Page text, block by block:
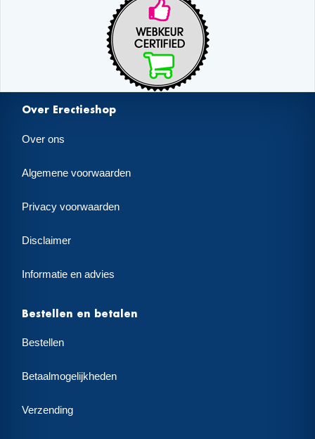
Over Erectieshop
Over ons
Algemene voorwaarden
Privacy voorwaarden
Disclaimer
Informatie en advies
Bestellen en betalen
Bestellen
Betaalmogelijkheden
Verzending